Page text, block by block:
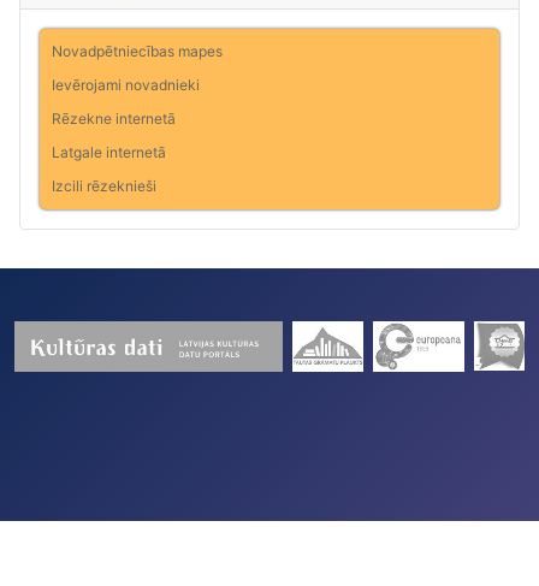
Novadpētniecības mapes
Ievērojami novadnieki
Rēzekne internetā
Latgale internetā
Izcili rēzeknieši